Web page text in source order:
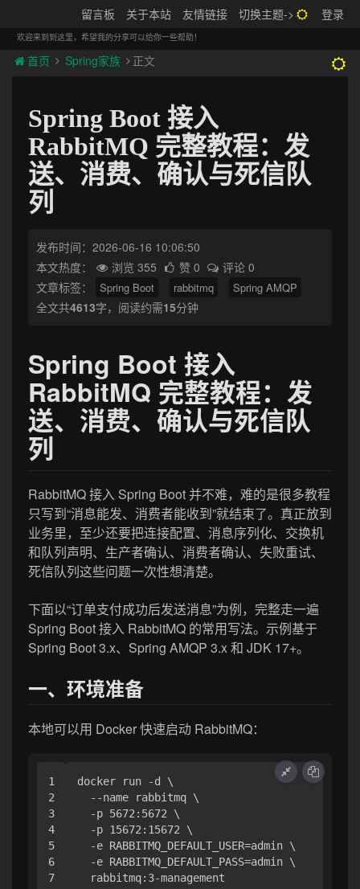
留言板 关于本站 友情链接 切换主题-> 登录
欢迎来到到这里，希望我的分享可以给你一些帮助！
首页 Spring家族 正文
Spring Boot 接入
RabbitMQ 完整教程：发
送、消费、确认与死信队
列
发布时间：2026-06-16 10:06:50
本文热度：
浏览 355 赞 0
评论 0
文章标签：
Spring Boot rabbitmq Spring AMQP
全文共4613字，阅读约需15分钟
Spring Boot 接入
RabbitMQ 完整教程：发
送、消费、确认与死信队
列
RabbitMQ 接入 Spring Boot 并不难，难的是很多教程
只写到“消息能发、消费者能收到”就结束了。真正放到
业务里，至少还要把连接配置、消息序列化、交换机
和队列声明、生产者确认、消费者确认、失败重试、
死信队列这些问题一次性想清楚。
下面以“订单支付成功后发送消息”为例，完整走一遍
Spring Boot 接入 RabbitMQ 的常用写法。示例基于
Spring Boot 3.x、Spring AMQP 3.x 和 JDK 17+。
一、环境准备
本地可以用 Docker 快速启动 RabbitMQ：
1
2
3
4
5
6
docker run -d \
  --name rabbitmq \
  -p 5672:5672 \
  -p 15672:15672 \
  -e RABBITMQ_DEFAULT_USER=admin \
  -e RABBITMQ_DEFAULT_PASS=admin \